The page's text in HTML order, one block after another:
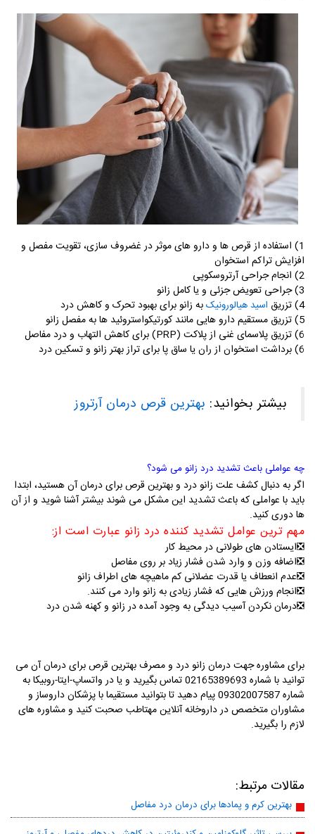
1) استفاده از قرص ها و دارو های موثر در غضروف سازی، تقویت مفصل و
افزایش تراکم استخوان
2) انجام جراحی آرتروسکوپی
3) جراحی تعویض جزئی و یا کامل زانو
4) تزریق اسید هیالورونیکبه زانو برای بهبود تحرک و کاهش درد
5) تزریق مستقیم دارو هایی مانند کورتیکواستروئید ها به مفصل زانو
6) تزریق پلاسمای غنی از پلاکت (PRP) برای کاهش التهاب و درد مفاصل
6) برداشت استخوان از ران یا ساق پا برای تراز بهتر زانو و تسکین درد
بیشتر بخوانید: بهترین قرص درمان آرتروز
چه عواملی باعث تشدید درد زانو می شود؟
اگر به دنبال کشف علت زانو درد و بهترین قرص برای درمان آن هستید، ابتدا
باید با عواملی که باعث تشدید این مشکل می شوند بیشتر آشنا شوید و از آن
ها دوری کنید.
مهم ترین عوامل تشدید کننده درد زانو عبارت است از:
❎ایستادن های طولانی در محیط کار
❎اضافه وزن و وارد شدن فشار زیاد بر روی مفاصل
❎عدم انعطاف یا قدرت عضلانی کم ماهیچه های اطراف زانو
❎انجام ورزش هایی که فشار زیادی به زانو وارد می کنند.
❎درمان نکردن آسیب دیدگی به وجود آمده در زانو و کهنه شدن درد
برای مشاوره جهت درمان زانو درد و مصرف بهترین قرص برای درمان آن می
توانید با شماره 02165389693 تماس بگیرید و یا در واتساپ-ایتا-روبیکا به
شماره 09302007587 پیام دهید تا بتوانید مستقیما با پزشکان داروساز و
مشاوران متخصص در داروخانه آنلاین مهتاطب صحبت کنید و مشاوره های
لازم را بگیرید.
مقالات مرتبط:
بهترین کرم و پمادها برای درمان درد مفاصل